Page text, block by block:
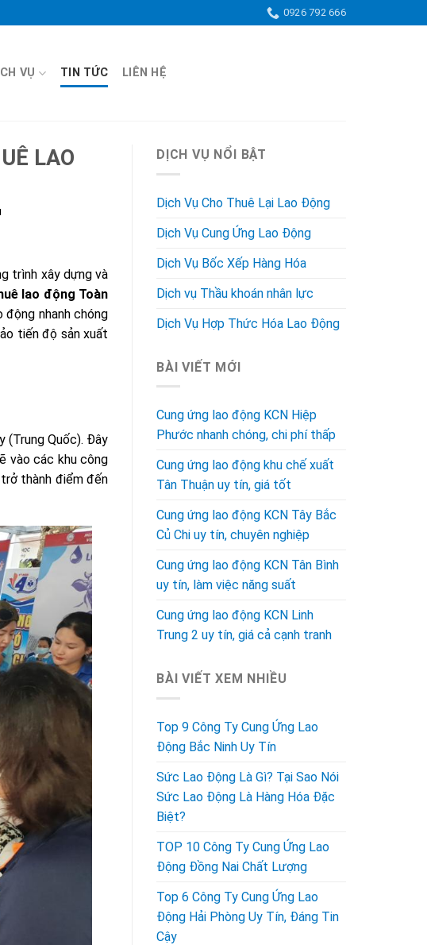
0926 792 666
VỤ TIN TỨC LIÊN HỆ
LAO
trình xây dựng và
lao động Toàn
nhanh chóng
tiến độ sản xuất
(Trung Quốc). Đây
vào các khu công
thành điểm đến
DỊCH VỤ NỔI BẬT
Dịch Vụ Cho Thuê Lại Lao Động
Dịch Vụ Cung Ứng Lao Động
Dịch Vụ Bốc Xếp Hàng Hóa
Dịch vụ Thầu khoán nhân lực
Dịch Vụ Hợp Thức Hóa Lao Động
BÀI VIẾT MỚI
Cung ứng lao động KCN Hiệp
Phước nhanh chóng, chi phí thấp
Cung ứng lao động khu chế xuất
Tân Thuận uy tín, giá tốt
Cung ứng lao động KCN Tây Bắc
Củ Chi uy tín, chuyên nghiệp
Cung ứng lao động KCN Tân Bình
uy tín, làm việc năng suất
Cung ứng lao động KCN Linh
Trung 2 uy tín, giá cả cạnh tranh
BÀI VIẾT XEM NHIỀU
Top 9 Công Ty Cung Ứng Lao
Động Bắc Ninh Uy Tín
Sức Lao Động Là Gì? Tại Sao Nói
Sức Lao Động Là Hàng Hóa Đặc
Biệt?
TOP 10 Công Ty Cung Ứng Lao
Động Đồng Nai Chất Lượng
Top 6 Công Ty Cung Ứng Lao
Động Hải Phòng Uy Tín, Đáng Tin
Cậy